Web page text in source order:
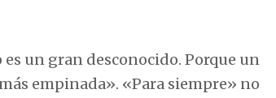
un gran desconocido. Porque un
empinada». «Para siempre» no